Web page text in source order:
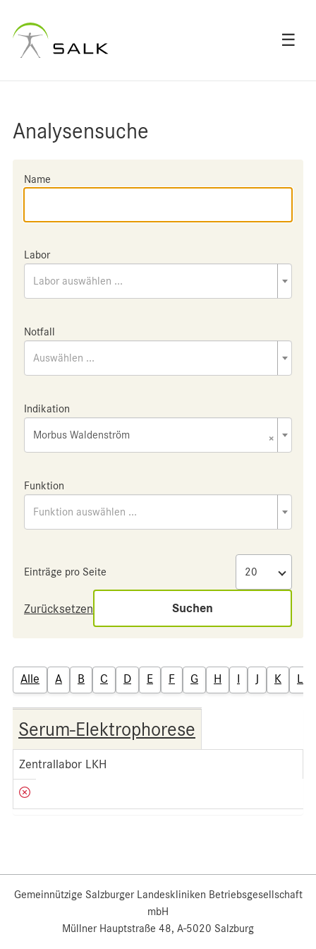
☰
Analysensuche
Name
Labor
Labor auswählen ...
Notfall
Auswählen ...
Indikation
×
Morbus Waldenström
Funktion
Funktion auswählen ...
Einträge pro Seite
Zurücksetzen Suchen
Alle A B C D E F G H I J K L
Serum-Elektrophorese
Zentrallabor LKH
Gemeinnützige Salzburger Landeskliniken Betriebsgesellschaft
mbH
Müllner Hauptstraße 48, A-5020 Salzburg